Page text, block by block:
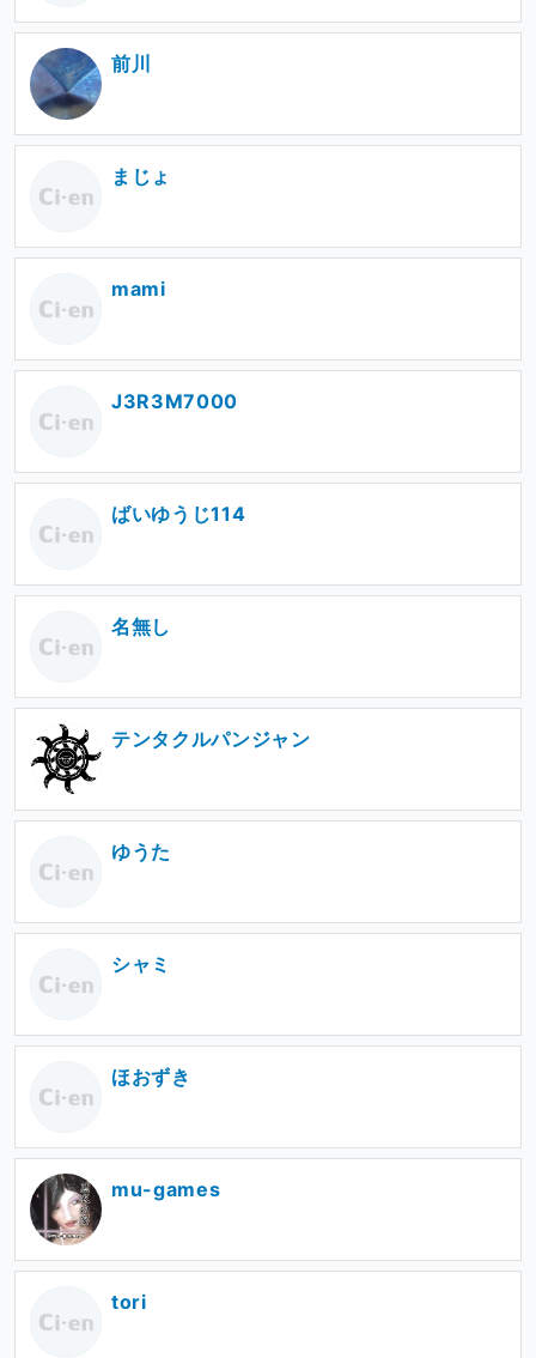
前川
まじょ
mami
J3R3M7000
ばいゆうじ114
名無し
テンタクルパンジャン
ゆうた
シャミ
ほおずき
mu-games
tori